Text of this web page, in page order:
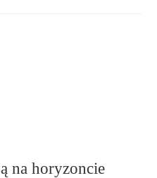
na horyzoncie